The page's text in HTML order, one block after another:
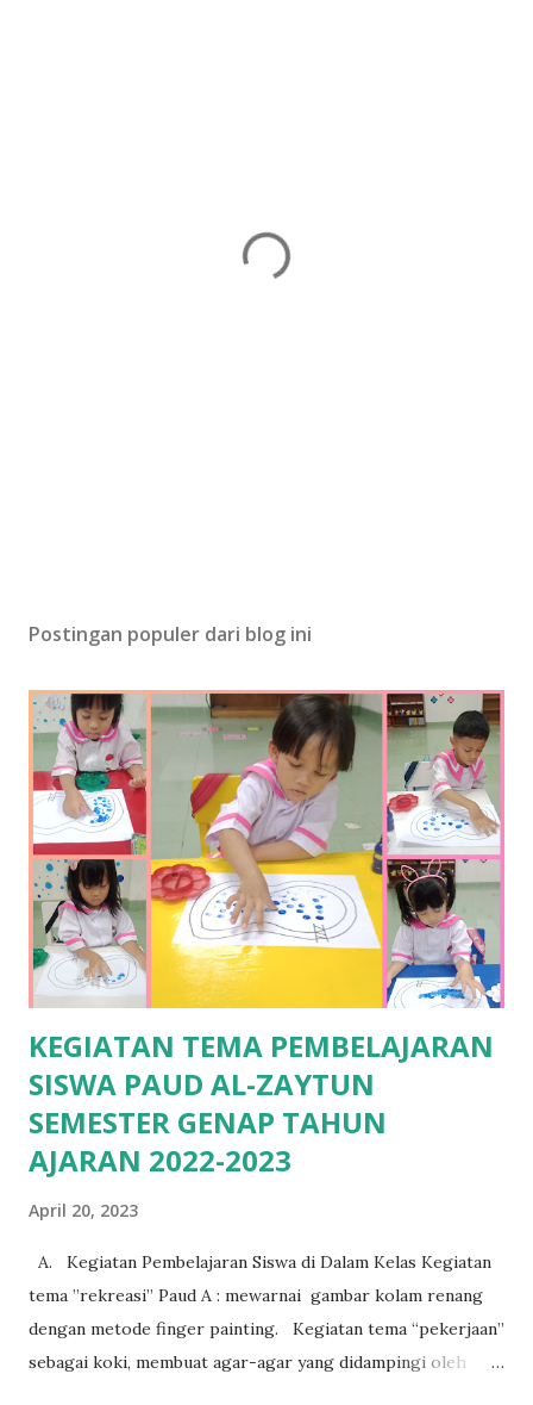
Postingan populer dari blog ini
KEGIATAN TEMA PEMBELAJARAN
SISWA PAUD AL-ZAYTUN
SEMESTER GENAP TAHUN
AJARAN 2022-2023
April 20, 2023
A. Kegiatan Pembelajaran Siswa di Dalam Kelas Kegiatan
tema ”rekreasi” Paud A : mewarnai gambar kolam renang
dengan metode finger painting. Kegiatan tema “pekerjaan”
sebagai koki, membuat agar-agar yang didampingi oleh